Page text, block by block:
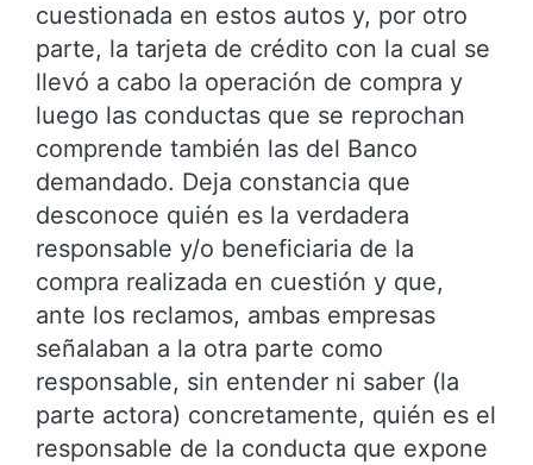
cuestionada en estos autos y, por otro
parte, la tarjeta de crédito con la cual se
llevó a cabo la operación de compra y
luego las conductas que se reprochan
comprende también las del Banco
demandado. Deja constancia que
desconoce quién es la verdadera
responsable y/o beneficiaria de la
compra realizada en cuestión y que,
ante los reclamos, ambas empresas
señalaban a la otra parte como
responsable, sin entender ni saber (la
parte actora) concretamente, quién es el
responsable de la conducta que expone